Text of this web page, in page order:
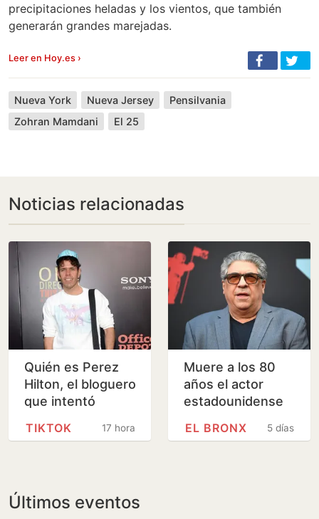
precipitaciones heladas y los vientos, que también
generarán grandes marejadas.
Leer en Hoy.es ›
Nueva York Nueva Jersey
Pensilvania
Zohran Mamdani
El 25
Noticias relacionadas
Quién es Perez
Hilton, el bloguero
que intentó
durante un
17 horas
TIKTOK
Muere a los 80
años el actor
estadounidense
conocido por 'Los
5 días
EL BRONX
Últimos eventos